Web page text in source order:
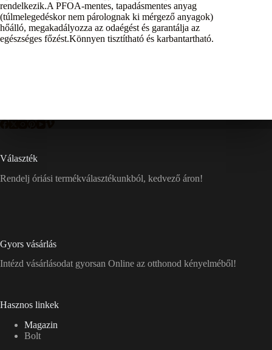
rendelkezik.A PFOA-mentes, tapadásmentes anyag
(túlmelegedéskor nem párolognak ki mérgező anyagok)
hőálló, megakadályozza az odaégést és garantálja az
egészséges főzést.Könnyen tisztítható és karbantartható.
Választék
Rendelj óriási termékválasztékunkból, kedvező áron!
Gyors vásárlás
Intézd vásárlásodat gyorsan Online az otthonod kényelméből!
Hasznos linkek
Magazin
Bolt